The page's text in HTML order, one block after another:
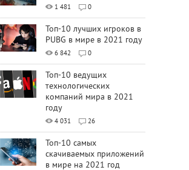
1 481 0
Топ-10 лучших игроков в
PUBG в мире в 2021 году
6 842 0
Топ-10 ведущих
технологических
компаний мира в 2021
году
4 031 26
Топ-10 самых
скачиваемых приложений
в мире на 2021 год